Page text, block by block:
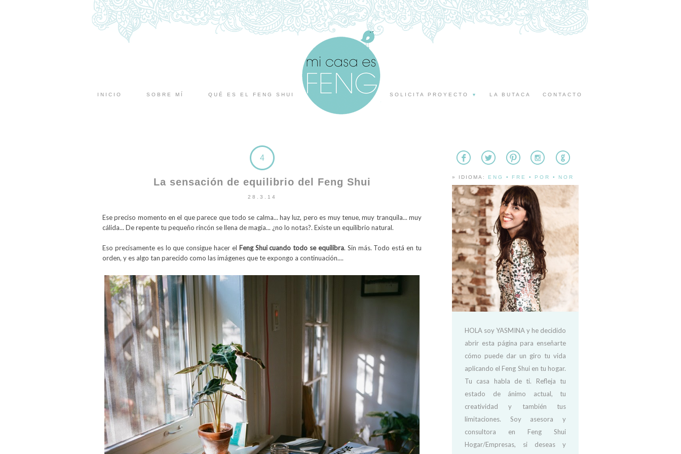
INICIO SOBRE MÍ QUÉ ES EL FENG SHUI SOLICITA PROYECTO ▼ LA BUTACA CONTACTO
4
La sensación de equilibrio del Feng Shui
28.3.14
Ese preciso momento en el que parece que todo se calma... hay luz, pero es muy tenue, muy tranquila... muy
cálida... De repente tu pequeño rincón se llena de magia... ¿no lo notas?. Existe un equilibrio natural.
Eso precisamente es lo que consigue hacer el Feng Shui cuando todo se equilibra. Sin más. Todo está en tu
orden, y es algo tan parecido como las imágenes que te expongo a continuación....
» IDIOMA: ENG • FRE • POR • NOR
HOLA soy YASMINA y he decidido
abrir esta página para enseñarte
cómo puede dar un giro tu vida
aplicando el Feng Shui en tu hogar.
Tu casa habla de ti. Refleja tu
estado de ánimo actual, tu
creatividad y también tus
limitaciones. Soy asesora y
consultora en Feng Shui
Hogar/Empresas, si deseas y